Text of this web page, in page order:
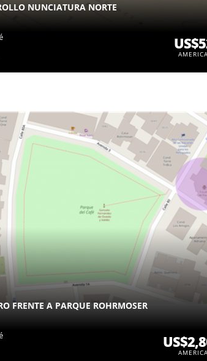
NUNCIATURA NORTE
FRENTE A PARQUE ROHRMOSER